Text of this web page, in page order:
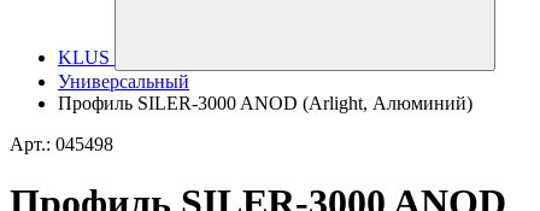
KLUS
Универсальный
Профиль SILER-3000 ANOD (Arlight, Алюминий)
Арт.: 045498